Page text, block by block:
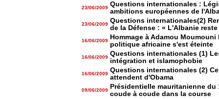
23/06/2009 Questions internationales :
ambitions européennes de
23/06/2009 Questions internationales(2)
de la Défense : « L'Albanie
16/06/2009
Hommage à Adamou
politique africaine s'est éteinte
16/06/2009 Questions internationales (1)
intégration et islamophobie
16/06/2009 Questions internationales (2)
attendent d'Obama
09/06/2009
Présidentielle mauritanienne
coude à coude dans la course